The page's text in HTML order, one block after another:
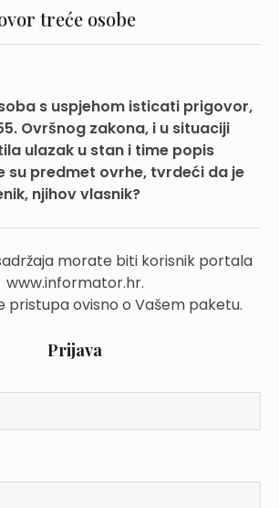
treće osobe
s uspjehom isticati prigovor,
Ovršnog zakona, i u situaciji
ulazak u stan i time popis
su predmet ovrhe, tvrdeći da je
njihov vlasnik?
morate biti korisnik portala
www.informator.hr.
pristupa ovisno o Vašem paketu.
Prijava